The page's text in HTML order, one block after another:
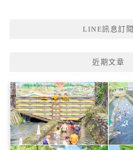
LINE訊息訂閱
近期文章